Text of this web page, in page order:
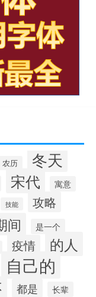
农历 冬天
宋代 寓意
技能 攻略
间 是一个
疫情 的人
自己的
都是 长辈